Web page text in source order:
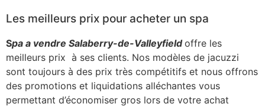
Les meilleurs prix pour acheter un spa
Spa a vendre Salaberry-de-Valleyfield offre les
meilleurs prix à ses clients. Nos modèles de jacuzzi
sont toujours à des prix très compétitifs et nous offrons
des promotions et liquidations alléchantes vous
permettant d’économiser gros lors de votre achat